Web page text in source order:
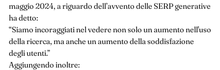
maggio 2024, a riguardo dell’avvento delle SERP generative
ha detto:
“Siamo incoraggiati nel vedere non solo un aumento nell'uso
della ricerca, ma anche un aumento della soddisfazione
degli utenti.”
Aggiungendo inoltre: